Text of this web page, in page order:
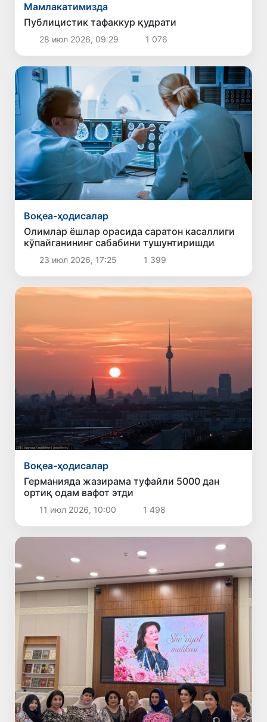
Мамлакатимизда
Публицистик тафаккур қудрати
28 июл 2026, 09:29 1 076
Воқеа-ҳодисалар
Олимлар ёшлар орасида саратон касаллиги
кўпайганининг сабабини тушунтиришди
23 июл 2026, 17:25 1 399
Воқеа-ҳодисалар
Германияда жазирама туфайли 5000 дан
ортиқ одам вафот этди
11 июл 2026, 10:00 1 498